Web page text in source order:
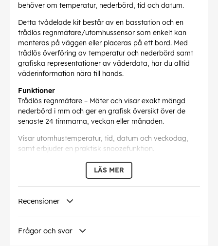
behöver om temperatur, nederbörd, tid och datum.
Detta tvådelade kit består av en basstation och en
trådlös regnmätare/utomhussensor som enkelt kan
monteras på väggen eller placeras på ett bord. Med
trådlös överföring av temperatur och nederbörd samt
grafiska representationer av väderdata, har du alltid
väderinformation nära till hands.
Funktioner
Trådlös regnmätare – Mäter och visar exakt mängd
nederbörd i mm och ger en grafisk översikt över de
senaste 24 timmarna, veckan eller månaden.
Visar utomhustemperatur, tid, datum och veckodag,
samt erbjuder en praktisk snoozefunktion.
Anpassningsbara larm – Regnvarning med
standardinställning på 12,7 mm, som kan justeras efter
behov för att passa dina väderpreferenser.
Basstationen kan monteras på väggen eller stå fritt,
Med inbyggd batteriindikator har du alltid koll på när
LÄS MER
Recensioner
Frågor och svar